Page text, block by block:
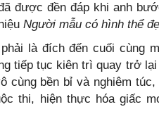
được đền đáp khi anh
Người mẫu có hình thể
là đích đến cuối cùng
tiếp tục kiên trì quay trở
cùng bền bỉ và nghiêm
thi, hiện thực hóa giấc